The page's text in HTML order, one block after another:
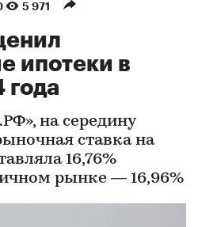
5 971
ипотеки в
года
на середину
ставка на
16,76%
рынке — 16,96%